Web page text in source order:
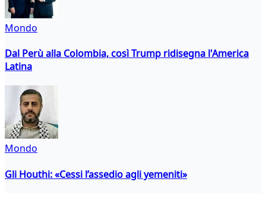
Mondo
Dal Perù alla Colombia, così Trump ridisegna l'America
Latina
Mondo
Gli Houthi: «Cessi l’assedio agli yemeniti»